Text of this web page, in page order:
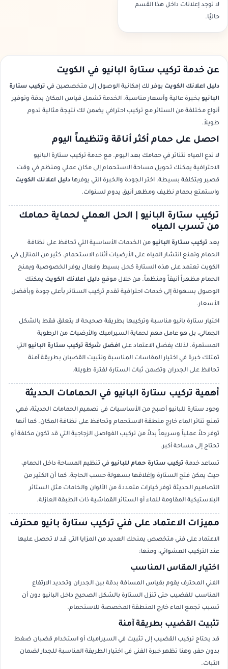
لا توجد إعلانات داخل هذا القسم
حاليًا.
عن خدمة تركيب ستارة البانيو في الكويت
دليل اعلانك الكويت يوفر لك إمكانية الوصول إلى متخصصين في تركيب ستارة
البانيو بخبرة عالية وأسعار مناسبة. الخدمة تشمل قياس المكان بدقة وتوفير
أنواع مختلفة من الستائر مع تركيب احترافي يضمن لك نتيجة مثالية تدوم
طويلاً.
احصل على حمام أكثر أناقة وتنظيماً اليوم
لا تدع المياه تتناثر في حمامك بعد اليوم. مع خدمة تركيب ستارة البانيو
الاحترافية يمكنك تحويل مساحة الاستحمام إلى مكان عملي ومنظم في وقت
قصير وبتكلفة بسيطة. اختر الجودة والخبرة التي يوفرها دليل اعلانك الكويت
واستمتع بحمام نظيف ومظهر أنيق يدوم لسنوات.
تركيب ستارة البانيو | الحل العملي لحماية حمامك
من تسرب المياه
يعد تركيب ستارة البانيو من الخدمات الأساسية التي تحافظ على نظافة
الحمام وتمنع انتشار المياه على الأرضيات أثناء الاستحمام. كثير من المنازل في
الكويت تعتمد على هذه الستارة كحل بسيط وفعال يوفر الخصوصية ويمنح
الحمام مظهراً أنيقاً ومنظماً. من خلال موقع دليل اعلانك الكويت يمكنك
الوصول بسهولة إلى خدمات احترافية تقدم تركيب الستائر بأعلى جودة وبأفضل
الأسعار.
اختيار ستارة بانيو مناسبة وتركيبها بطريقة صحيحة لا يتعلق فقط بالشكل
الجمالي، بل هو عامل مهم لحماية السيراميك والأرضيات من الرطوبة
المستمرة. لذلك يفضل الاعتماد على افضل شركة تركيب ستارة البانيو التي
تمتلك خبرة في اختيار المقاسات المناسبة وتثبيت القضبان بطريقة آمنة
تحافظ على الجدران وتضمن ثبات الستارة لفترة طويلة.
أهمية تركيب ستارة البانيو في الحمامات الحديثة
وجود ستارة للبانيو أصبح من الأساسيات في تصميم الحمامات الحديثة، فهي
تمنع تناثر الماء خارج منطقة الاستحمام وتحافظ على نظافة المكان. كما أنها
توفر حلاً عملياً وسريعاً بدلاً من تركيب الفواصل الزجاجية التي قد تكون مكلفة أو
تحتاج إلى مساحة أكبر.
تساعد خدمة تركيب ستارة حمام للبانيو في تنظيم المساحة داخل الحمام،
حيث يمكن فتح الستارة وإغلاقها بسهولة حسب الحاجة. كما أن الكثير من
التصاميم الحديثة توفر خيارات متعددة من الألوان والخامات مثل الستائر
البلاستيكية المقاومة للماء أو الستائر القماشية ذات الطبقة العازلة.
مميزات الاعتماد على فني تركيب ستارة بانيو محترف
الاعتماد على فني متخصص يمنحك العديد من المزايا التي قد لا تحصل عليها
عند التركيب العشوائي، ومنها:
اختيار المقاس المناسب
الفني المحترف يقوم بقياس المسافة بدقة بين الجدران وتحديد الارتفاع
المناسب للقضيب حتى تنزل الستارة بالشكل الصحيح داخل البانيو دون أن
تسبب تجمع الماء خارج المنطقة المخصصة للاستحمام.
تثبيت القضيب بطريقة آمنة
قد يحتاج تركيب القضيب إلى تثبيت في السيراميك أو استخدام قضبان ضغط
بدون حفر، وهنا تظهر خبرة الفني في اختيار الطريقة المناسبة للجدار لضمان
الثبات.